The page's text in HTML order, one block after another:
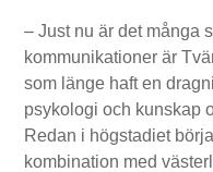
– Just nu är det många
kommunikationer är
som länge haft en
psykologi och kunskap
Redan i högstadiet
kombination med